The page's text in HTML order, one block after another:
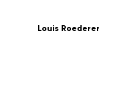
Louis Roederer